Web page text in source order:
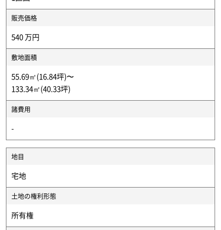
販売価格
540 万円
敷地面積
55.69㎡(16.84坪)〜
133.34㎡(40.33坪)
諸費用
-
地目
宅地
土地の権利形態
所有権